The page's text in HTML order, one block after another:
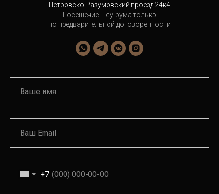
Петровско-Разумовский проезд 24к4
Посещение шоу-рума только
по предварительной договоренности
+7